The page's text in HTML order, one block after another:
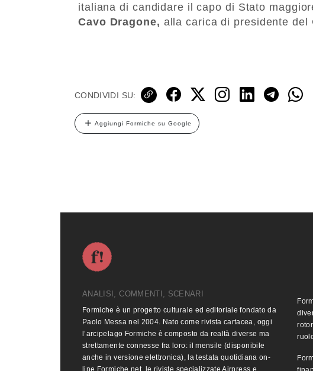
italiana di candidare il capo di Stato
Cavo Dragone, alla carica di presidente del
CONDIVIDI SU:
Aggiungi Formiche su Google
ANALISI, COMMENTI, SCENARI
Formiche è un progetto culturale ed editoriale fondato da
Paolo Messa nel 2004. Nato come rivista cartacea, oggi
l’arcipelago Formiche è composto da realtà diverse ma
strettamente connesse fra loro: il mensile (disponibile
anche in versione elettronica), la testata quotidiana on-
line Formiche.net, le riviste specializzate Airpress e